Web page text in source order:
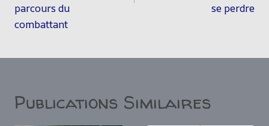
parcours du
combattant
se perdre
Publications Similaires